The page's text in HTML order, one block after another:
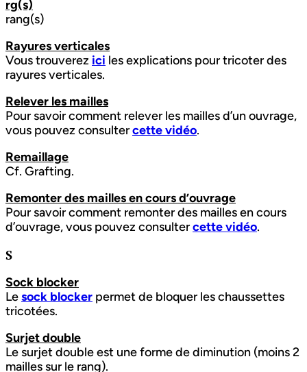
rg(s)
rang(s)
Rayures verticales
Vous trouverez ici les explications pour tricoter des
rayures verticales.
Relever les mailles
Pour savoir comment relever les mailles d’un ouvrage,
vous pouvez consultercette vidéo.
Remaillage
Cf. Grafting.
Remonter des mailles en cours d’ouvrage
Pour savoir comment remonter des mailles en cours
d’ouvrage, vous pouvez consultercette vidéo.
S
Sock blocker
Lesock blocker permet de bloquer les chaussettes
tricotées.
Surjet double
Le surjet double est une forme de diminution (moins 2
mailles sur le rang).